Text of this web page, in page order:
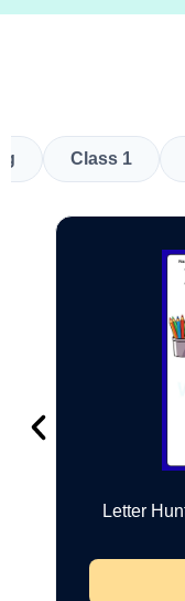
Class 1
Letter